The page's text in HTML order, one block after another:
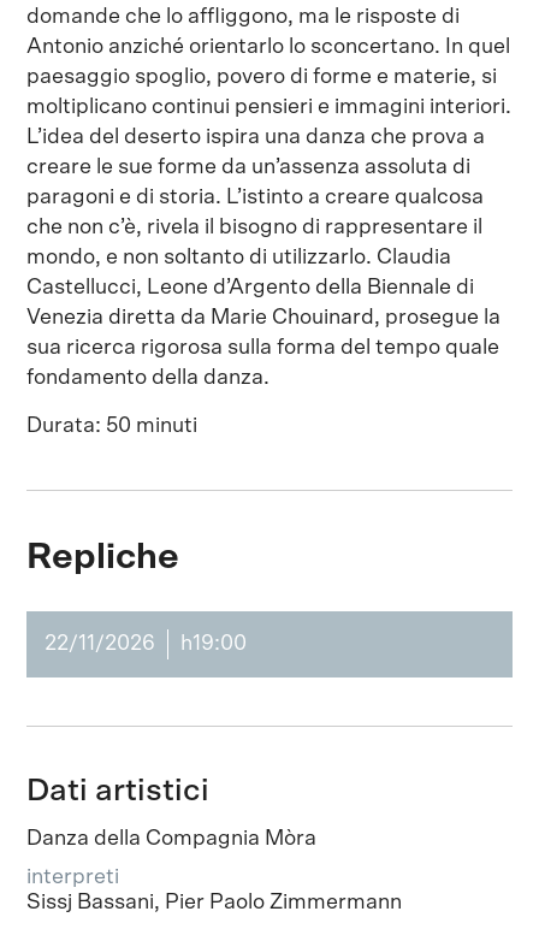
domande che lo affliggono, ma le risposte di
Antonio anziché orientarlo lo sconcertano. In quel
paesaggio spoglio, povero di forme e materie, si
moltiplicano continui pensieri e immagini interiori.
L’idea del deserto ispira una danza che prova a
creare le sue forme da un’assenza assoluta di
paragoni e di storia. L’istinto a creare qualcosa
che non c’è, rivela il bisogno di rappresentare il
mondo, e non soltanto di utilizzarlo. Claudia
Castellucci, Leone d’Argento della Biennale di
Venezia diretta da Marie Chouinard, prosegue la
sua ricerca rigorosa sulla forma del tempo quale
fondamento della danza.
Durata: 50 minuti
Repliche
22/11/2026 h19:00
Dati artistici
Danza della Compagnia Mòra
interpreti
Sissj Bassani, Pier Paolo Zimmermann